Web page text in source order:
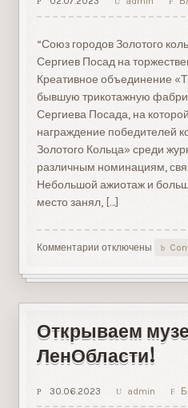
“Союз городов Золотого
Сергиев Посад на
Креативное объединение
бывшую трикотажную
Сергиева Посада, на
награждение победителей
Золотого Кольца» среди
различным номинациям,
Небольшой ажиотаж и
место занял, […]
Комментарии к
Торжественная
Золотого
кольца»
отключены
Открываем
ЛенОбласти!
30.06.2023 admin